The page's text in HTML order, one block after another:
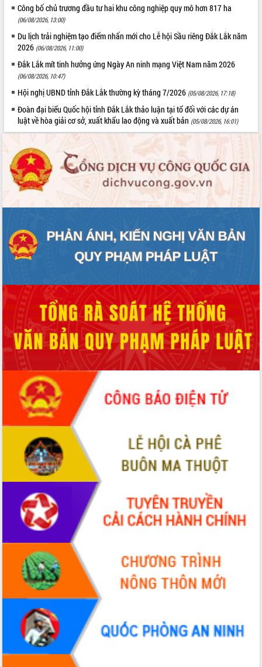
Hội thảo khoa học “Giải pháp thúc đẩy
phát triển nền kinh tế xanh tại tỉnh
Đắk Lắk”
Tăng cường giám sát, đôn đốc thực
hiện nhiệm vụ quản lý tài sản công
hàng tuần
Tháo gỡ những vướng mắc, đẩy mạnh
công tác cải cách thủ tục hành chính
tại Trung tâm Phục vụ hành chính
công tỉnh
Đắk Lắk: Tôn vinh 46 giải pháp tại Hội
thi Sáng tạo Kỹ thuật 2024 - 2025
Đắk Lắk rà soát, điều chỉnh Đề án 190
về phát triển nuôi trồng thủy sản
Phó Chủ tịch UBND tỉnh Đắk Lắk
Trương Công Thái kiểm tra thực địa
Định vị cà phê Việt Nam như một “di
sản sống” trong dòng chảy toàn cầu
Xây dựng nông thôn mới: Nâng cao đời
thực
Quyết liệt tháo gỡ vướng mắc, đẩy
nhanh tiến độ các dự án trọng điểm
trong Khu kinh tế Nam Phú Yên
Hòn Yến phát triển du lịch gắn với bảo
tồn biển
Lấy ý kiến điều chỉnh Quy hoạch tỉnh
Đắk Lắk thời kỳ 2021-2030, tầm nhìn
đến năm 2050
Phát động chiến dịch 30 ngày đêm
giải phóng mặt bằng Tuyến đường bộ
ven biển
Đắk Lắk nỗ lực thúc đẩy tăng trưởng
kinh tế từ 10% trở lên trong Quý
II/2026
Đắk Lắk ký kết thỏa thuận hợp tác về
chuyển đổi số giai đoạn 2026 – 2030
với Tập đoàn Bưu chính Viễn thông
Việt Nam
Thứ trưởng Bộ Y tế làm việc với tỉnh
Đắk Lắk về phát triển nhân lực y tế
cho trạm y tế cấp xã
Du lịch Đắk Lắk nâng tầm trải nghiệm
du khách thông qua Hệ thống cơ sở dữ
Tập huấn ứng dụng trí tuệ nhân tạo (AI)
trong thương mại điện tử năm 2026
Đoàn đại biểu Quốc hội tỉnh Đắk Lắk
trao đổi thông tin trước Kỳ họp thứ
nhất, Quốc hội khóa XVI
Công bố chủ trương đầu tư hai khu công nghiệp quy mô hơn 817 ha
(06/08/2026, 13:00)
Du lịch trải nghiệm tạo điểm nhấn mới cho Lễ hội Sầu riêng Đắk Lắk năm
2026 (06/08/2026, 11:00)
Đắk Lắk mít tinh hưởng ứng Ngày An ninh mạng Việt Nam năm 2026
(06/08/2026, 10:47)
Hội nghị UBND tỉnh Đắk Lắk thường kỳ tháng 7/2026 (05/08/2026, 17:18)
Đoàn đại biểu Quốc hội tỉnh Đắk Lắk thảo luận tại tổ đối với các dự án
luật về hòa giải cơ sở, xuất khẩu lao động và xuất bản (05/08/2026, 16:01)